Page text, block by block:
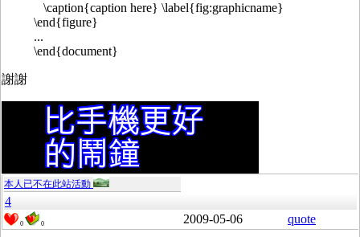
\caption{caption here} \label{fig:graphicname}
\end{figure}
...
\end{document}
謝謝
本人已不在此站活動
4
0 0 2009-05-06 quote